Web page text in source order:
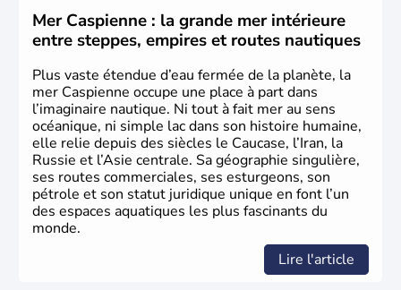
Mer Caspienne : la grande mer intérieure
entre steppes, empires et routes nautiques
Plus vaste étendue d’eau fermée de la planète, la
mer Caspienne occupe une place à part dans
l’imaginaire nautique. Ni tout à fait mer au sens
océanique, ni simple lac dans son histoire humaine,
elle relie depuis des siècles le Caucase, l’Iran, la
Russie et l’Asie centrale. Sa géographie singulière,
ses routes commerciales, ses esturgeons, son
pétrole et son statut juridique unique en font l’un
des espaces aquatiques les plus fascinants du
monde.
Lire l'article